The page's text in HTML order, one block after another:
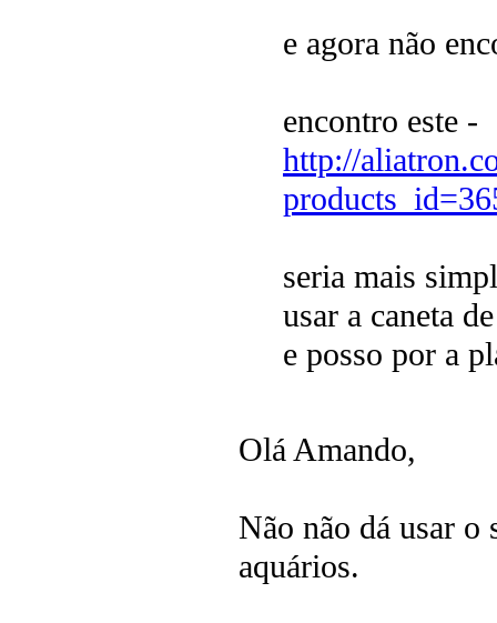
e agora não
encontro este -
http://
seria mais
usar a caneta
e posso por a
Olá Amando,
Não não dá usar o
aquários.